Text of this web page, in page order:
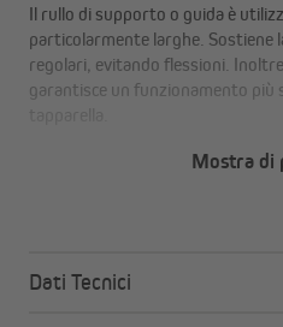
Il rullo di supporto o guida è
particolarmente larghe. Sostiene
regolari, evitando flessioni.
garantisce un funzionamento più
Mostra di
Dati Tecnici